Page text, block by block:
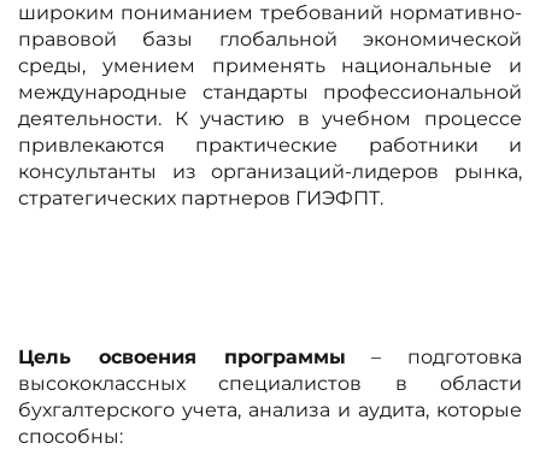
широким пониманием требований нормативно-
правовой базы глобальной экономической
среды, умением применять национальные и
международные стандарты профессиональной
деятельности. К участию в учебном процессе
привлекаются практические работники и
консультанты из организаций-лидеров рынка,
стратегических партнеров ГИЭФПТ.
Цель освоения программы – подготовка
высококлассных специалистов в области
бухгалтерского учета, анализа и аудита, которые
способны: